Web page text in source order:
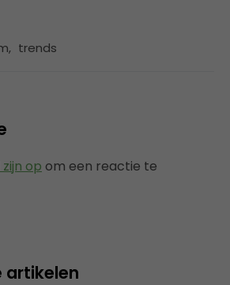
, trends
op om een reactie te
artikelen